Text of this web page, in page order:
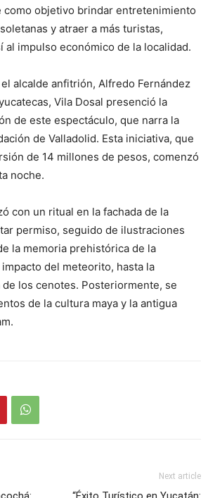
como objetivo brindar entretenimiento
y atraer a más turistas,
al impulso económico de la localidad.
alcalde anfitrión, Alfredo Fernández
Vila Dosal presenció la
de este espectáculo, que narra la
de Valladolid. Esta iniciativa, que
de 14 millones de pesos, comenzó
noche.
con un ritual en la fachada de la
permiso, seguido de ilustraciones
la memoria prehistórica de la
del meteorito, hasta la
de los cenotes. Posteriormente, se
de la cultura maya y la antigua
Next article